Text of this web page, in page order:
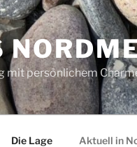
mit persönlichem
Die Lage Aktuell in